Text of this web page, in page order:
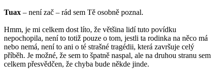
Tuax – není zač – rád sem Tě osobně poznal.
Hmm, je mi celkem dost líto, že většina lidí tuto povídku
nepochopila, není to totiž pouze o tom, jestli ta rodinka na něco má
nebo nemá, není to ani o té strašné tragédii, která završuje celý
příběh. Je možné, že sem to špatně naspal, ale na druhou stranu sem
celkem přesvědčen, že chyba bude někde jinde.